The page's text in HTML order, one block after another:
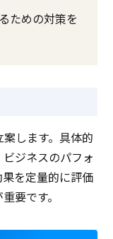
ための対策を
します。具体的
ジネスのパフォ
を定量的に評価
要です。